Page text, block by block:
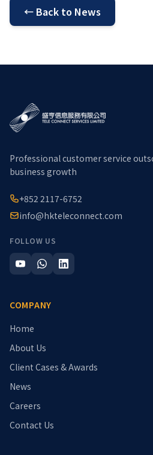
← Back to News
Professional customer service
business growth
+852 2117-6752
info@hkteleconnect.com
FOLLOW US
COMPANY
Home
About Us
Client Cases & Awards
News
Careers
Contact Us